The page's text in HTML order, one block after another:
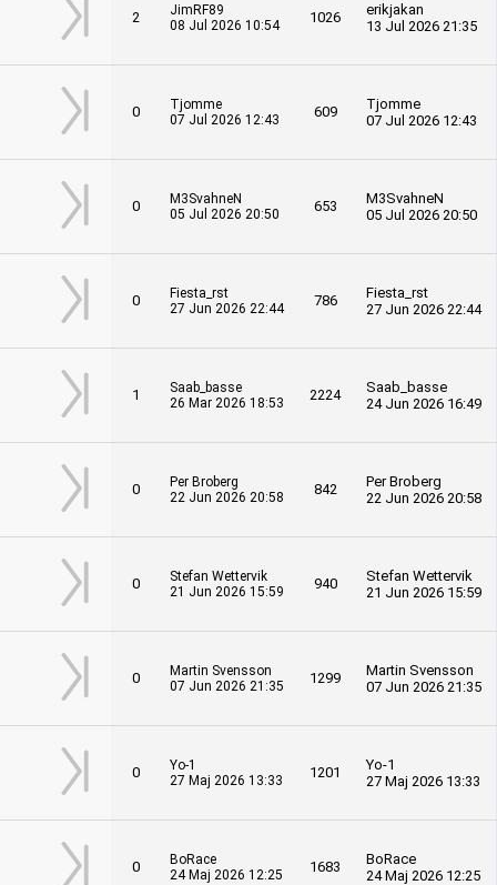
2
JimRF89
08 Jul 2026 10:54
1026
erikjakan
13 Jul 2026 21:35
0
Tjomme
07 Jul 2026 12:43
609
Tjomme
07 Jul 2026 12:43
0
M3SvahneN
05 Jul 2026 20:50
653
M3SvahneN
05 Jul 2026 20:50
0
Fiesta_rst
27 Jun 2026 22:44
786
Fiesta_rst
27 Jun 2026 22:44
1
Saab_basse
26 Mar 2026 18:53
2224
Saab_basse
24 Jun 2026 16:49
0
Per Broberg
22 Jun 2026 20:58
842
Per Broberg
22 Jun 2026 20:58
0
Stefan Wettervik
21 Jun 2026 15:59
940
Stefan Wettervik
21 Jun 2026 15:59
0
Martin Svensson
07 Jun 2026 21:35
1299
Martin Svensson
07 Jun 2026 21:35
0
Yo-1
27 Maj 2026 13:33
1201
Yo-1
27 Maj 2026 13:33
0
BoRace
24 Maj 2026 12:25
1683
BoRace
24 Maj 2026 12:25